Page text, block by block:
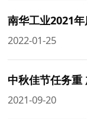
南华工业2021
2022-01-25
中秋佳节任务重
2021-09-20